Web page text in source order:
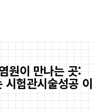
원이 만나는 곳:
시험관시술성공 이